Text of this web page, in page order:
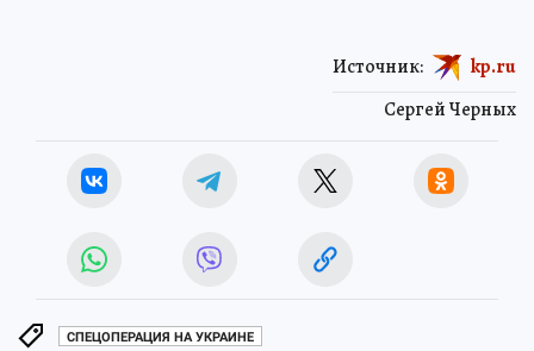
Сергей Черных
Источник: kp.ru
СПЕЦОПЕРАЦИЯ НА УКРАИНЕ